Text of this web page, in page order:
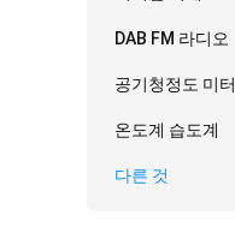
DAB FM 라디오
공기청정도 미터
온도계 습도계
다른 것